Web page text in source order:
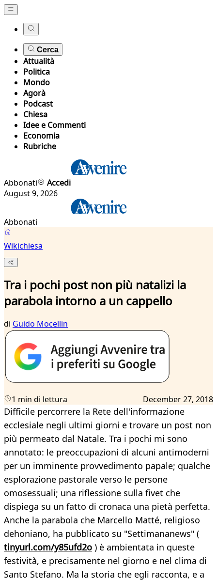
Cerca
Attualità
Politica
Mondo
Agorà
Podcast
Chiesa
Idee e Commenti
Economia
Rubriche
Abbonati
Accedi
August 9, 2026
Abbonati
Wikichiesa
Tra i pochi post non più natalizi la
parabola intorno a un cappello
di Guido Mocellin
1 min di lettura December 27, 2018
Difficile percorrere la Rete dell'informazione
ecclesiale negli ultimi giorni e trovare un post non
più permeato dal Natale. Tra i pochi mi sono
annotato: le preoccupazioni di alcuni antimoderni
per un imminente provvedimento papale; qualche
esplorazione pastorale verso le persone
omosessuali; una riflessione sulla fivet che
dispiega su un fatto di cronaca una pietà perfetta.
Anche la parabola che Marcello Matté, religioso
dehoniano, ha pubblicato su "Settimananews" (
tinyurl.com/y85ufd2o ) è ambientata in queste
festività, e precisamente nel giorno e nel clima di
Santo Stefano. Ma la storia che egli racconta, e a